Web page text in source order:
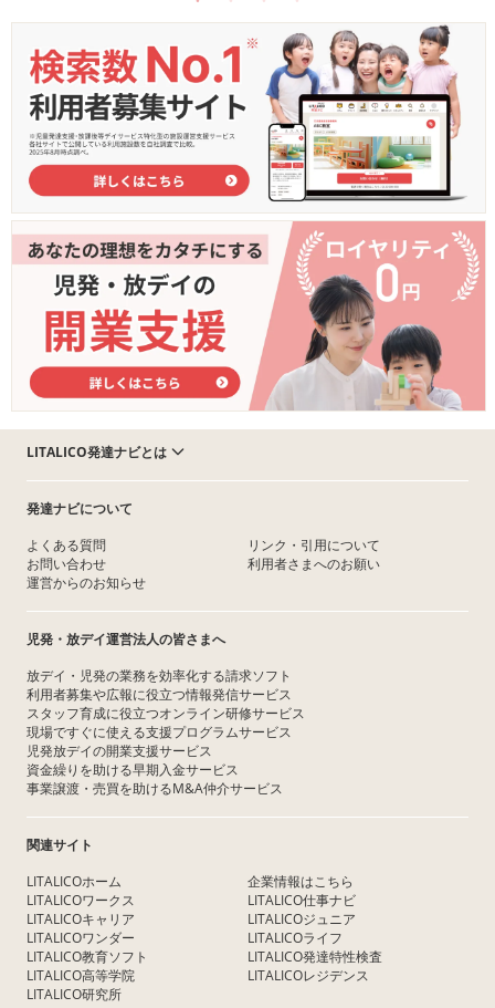
LITALICO発達ナビとは
発達ナビについて
よくある質問
お問い合わせ
運営からのお知らせ
リンク・引用について
利用者さまへのお願い
児発・放デイ運営法人の皆さまへ
放デイ・児発の業務を効率化する請求ソフト
利用者募集や広報に役立つ情報発信サービス
スタッフ育成に役立つオンライン研修サービス
現場ですぐに使える支援プログラムサービス
児発放デイの開業支援サービス
資金繰りを助ける早期入金サービス
事業譲渡・売買を助けるM&A仲介サービス
関連サイト
LITALICOホーム
LITALICOワークス
LITALICOキャリア
LITALICOワンダー
LITALICO教育ソフト
LITALICO高等学院
LITALICO研究所
企業情報はこちら
LITALICO仕事ナビ
LITALICOジュニア
LITALICOライフ
LITALICO発達特性検査
LITALICOレジデンス